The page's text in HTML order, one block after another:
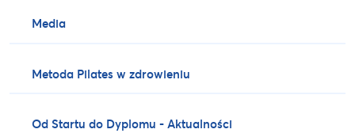
Media
Metoda Pilates w zdrowieniu
Od Startu do Dyplomu - Aktualności